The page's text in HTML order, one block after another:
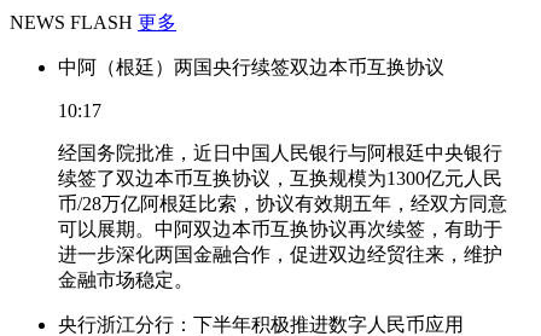
NEWS FLASH 更多
中阿（根廷）两国央行续签双边本币互换协议
10:17
经国务院批准，近日中国人民银行与阿根廷中央银行
续签了双边本币互换协议，互换规模为1300亿元人民
币/28万亿阿根廷比索，协议有效期五年，经双方同意
可以展期。中阿双边本币互换协议再次续签，有助于
进一步深化两国金融合作，促进双边经贸往来，维护
金融市场稳定。
央行浙江分行：下半年积极推进数字人民币应用